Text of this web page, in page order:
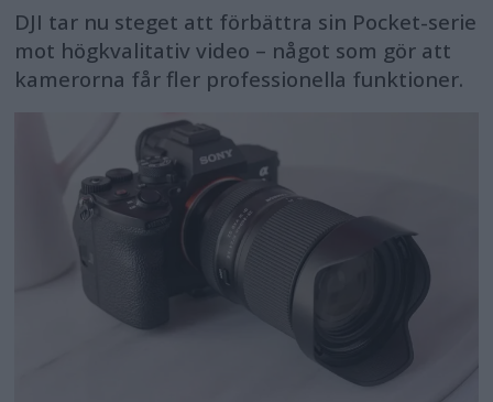
DJI tar nu steget att förbättra sin Pocket-serie
mot högkvalitativ video – något som gör att
kamerorna får fler professionella funktioner.